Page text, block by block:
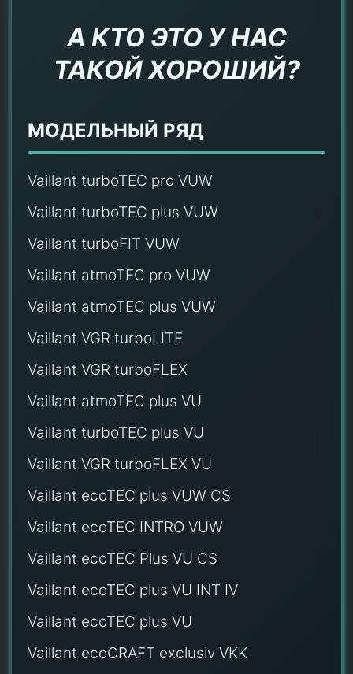
А КТО ЭТО У НАС
ТАКОЙ ХОРОШИЙ?
МОДЕЛЬНЫЙ РЯД
Vaillant turboTEC pro VUW
Vaillant turboTEC plus VUW
Vaillant turboFIT VUW
Vaillant atmoTEC pro VUW
Vaillant atmoTEC plus VUW
Vaillant VGR turboLITE
Vaillant VGR turboFLEX
Vaillant atmoTEC plus VU
Vaillant turboTEC plus VU
Vaillant VGR turboFLEX VU
Vaillant ecoTEC plus VUW CS
Vaillant ecoTEC INTRO VUW
Vaillant ecoTEC Plus VU CS
Vaillant ecoTEC plus VU INT IV
Vaillant ecoTEC plus VU
Vaillant ecoCRAFT exclusiv VKK